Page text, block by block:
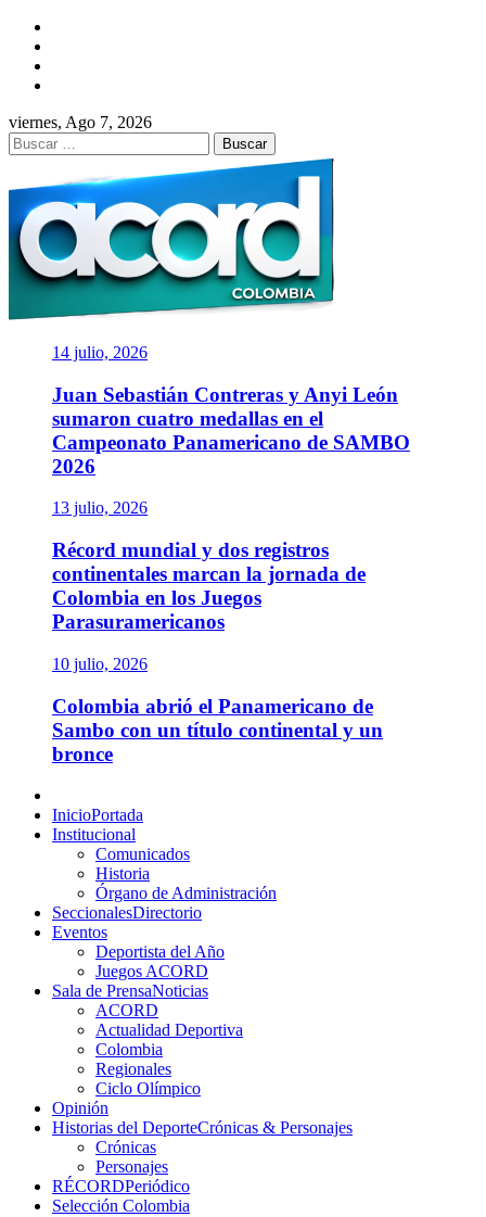
Saltar
contenido
viernes, Ago 7, 2026
Buscar:
Asociación de Periodistas Deportivos
14 julio, 2026
Juan Sebastián Contreras y Anyi León
sumaron cuatro medallas en el
Campeonato Panamericano de SAMBO
2026
13 julio, 2026
Récord mundial y dos registros
continentales marcan la jornada de
Colombia en los Juegos
Parasuramericanos
10 julio, 2026
Colombia abrió el Panamericano de
Sambo con un título continental y un
bronce
Menú
principalInicioPortada
Institucional
Comunicados
Historia
Órgano de Administración
SeccionalesDirectorio
Eventos
Deportista del Año
Juegos ACORD
Sala de PrensaNoticias
ACORD
Actualidad Deportiva
Colombia
Regionales
Ciclo Olímpico
Opinión
Historias del DeporteCrónicas & Personajes
Crónicas
Personajes
RÉCORDPeriódico
Selección Colombia